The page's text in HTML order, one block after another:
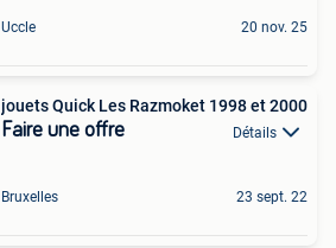
Uccle 20 nov. 25
jouets Quick Les Razmoket 1998 et 2000
Faire une offre Détails
Bruxelles 23 sept. 22